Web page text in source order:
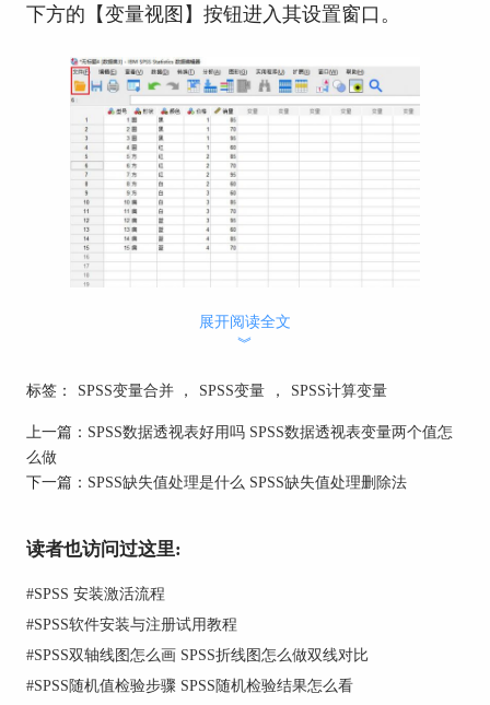
下方的【变量视图】按钮进入其设置窗口。
2、变量名称。进入变量视图窗口后，数据栏的第
一列就是变量的【名称】，通过双击变量单元格就
可以对原始名称进行修改。
展开阅读全文
︾
标签： SPSS变量合并 ， SPSS变量 ， SPSS计算变量
上一篇： SPSS数据透视表好用吗 SPSS数据透视表变量两个值怎
么做
下一篇： SPSS缺失值处理是什么 SPSS缺失值处理删除法
读者也访问过这里:
#SPSS 安装激活流程
#SPSS软件安装与注册试用教程
#SPSS双轴线图怎么画 SPSS折线图怎么做双线对比
#SPSS随机值检验步骤 SPSS随机检验结果怎么看